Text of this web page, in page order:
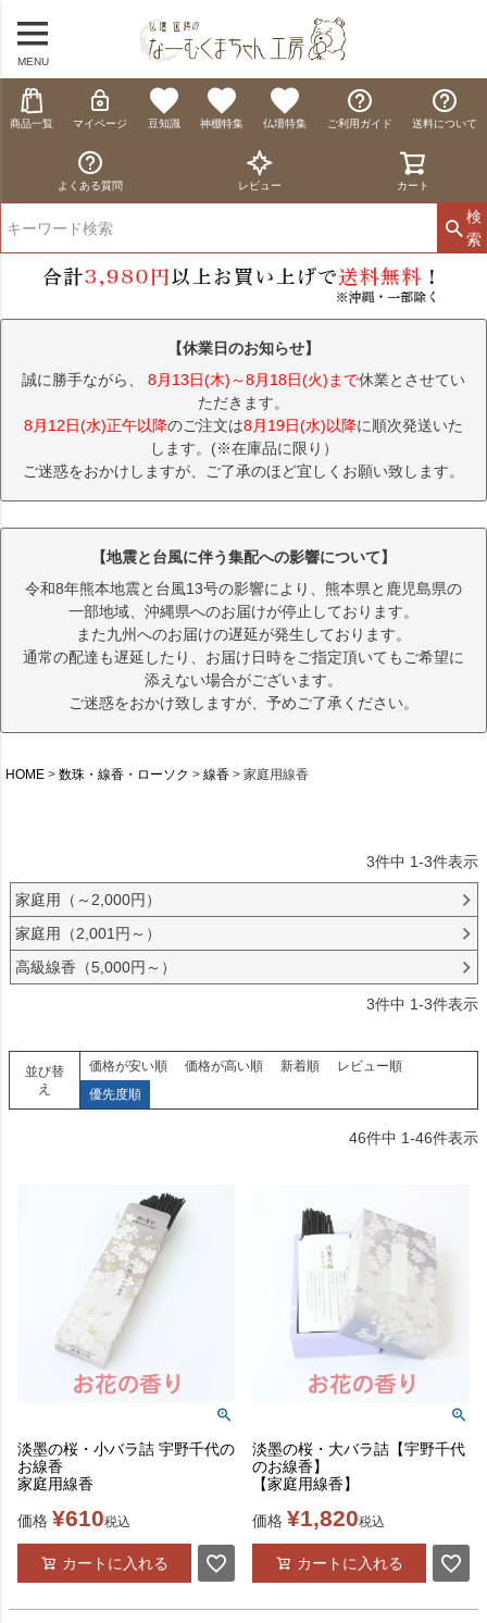
MENU
商品一覧 マイページ 豆知識 神棚特集 仏壇特集 ご利用ガイド 送料について
よくある質問 レビュー カート
検
索
【休業日のお知らせ】
誠に勝手ながら、 8月13日(木)～8月18日(火)まで休業とさせてい
ただきます。
8月12日(水)正午以降のご注文は8月19日(水)以降に順次発送いた
します。(※在庫品に限り）
ご迷惑をおかけしますが、ご了承のほど宜しくお願い致します。
【地震と台風に伴う集配への影響について】
令和8年熊本地震と台風13号の影響により、熊本県と鹿児島県の
一部地域、沖縄県へのお届けが停止しております。
また九州へのお届けの遅延が発生しております。
通常の配達も遅延したり、お届け日時をご指定頂いてもご希望に
添えない場合がございます。
ご迷惑をおかけ致しますが、予めご了承ください。
HOME 数珠・線香・ローソク 線香 家庭用線香
3件中 1-3件表示
家庭用（～2,000円）
家庭用（2,001円～）
高級線香（5,000円～）
3件中 1-3件表示
並び替
え
価格が安い順 価格が高い順 新着順
レビュー順
優先度順
46件中 1-46件表示
淡墨の桜・小バラ詰 宇野千代の
お線香
家庭用線香
価格 ¥610税込
カートに入れる
淡墨の桜・大バラ詰【宇野千代
のお線香】
【家庭用線香】
価格 ¥1,820税込
カートに入れる